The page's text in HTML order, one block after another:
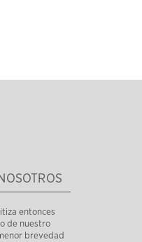
entonces
de nuestro
brevedad